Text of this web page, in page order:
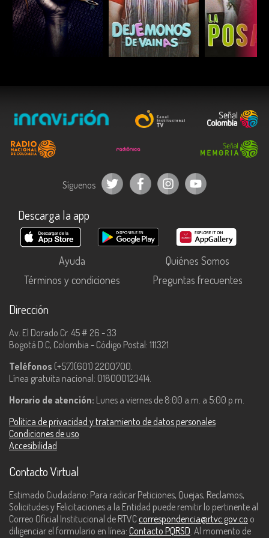
ESCUCHAR ESCUCHAR
Síguenos
Descarga la app
Ayuda
Quiénes Somos
Términos y condiciones
Preguntas frecuentes
Dirección
Av. El Dorado Cr. 45 # 26 - 33
Bogotá D.C, Colombia - Código Postal: 111321
Teléfonos (+57)(601) 2200700.
Línea gratuita nacional: 018000123414.
Horario de atención: Lunes a viernes de 8:00 a.m. a 5:00 p.m.
Política de privacidad y tratamiento de datos personales
Condiciones de uso
Accesibilidad
Contacto Virtual
Estimado Ciudadano: Para radicar Peticiones, Quejas, Reclamos,
Solicitudes y Felicitaciones a la Entidad puede remitir lo pertinente al
Correo Oficial Institucional de RTVC correspondencia@rtvc.gov.co o
diligenciar el formulario en línea: Contacto PQRSD. Al momento de